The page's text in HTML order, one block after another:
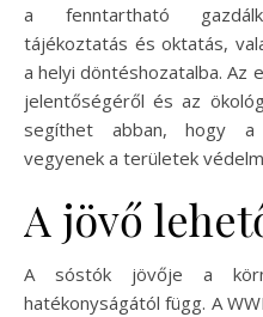
a fenntartható
tájékoztatás és oktatás,
a helyi döntéshozatalba. Az
jelentőségéről és az
segíthet abban, hogy a
vegyenek a területek
A jövő
A sóstók jövője a
hatékonyságától függ. A